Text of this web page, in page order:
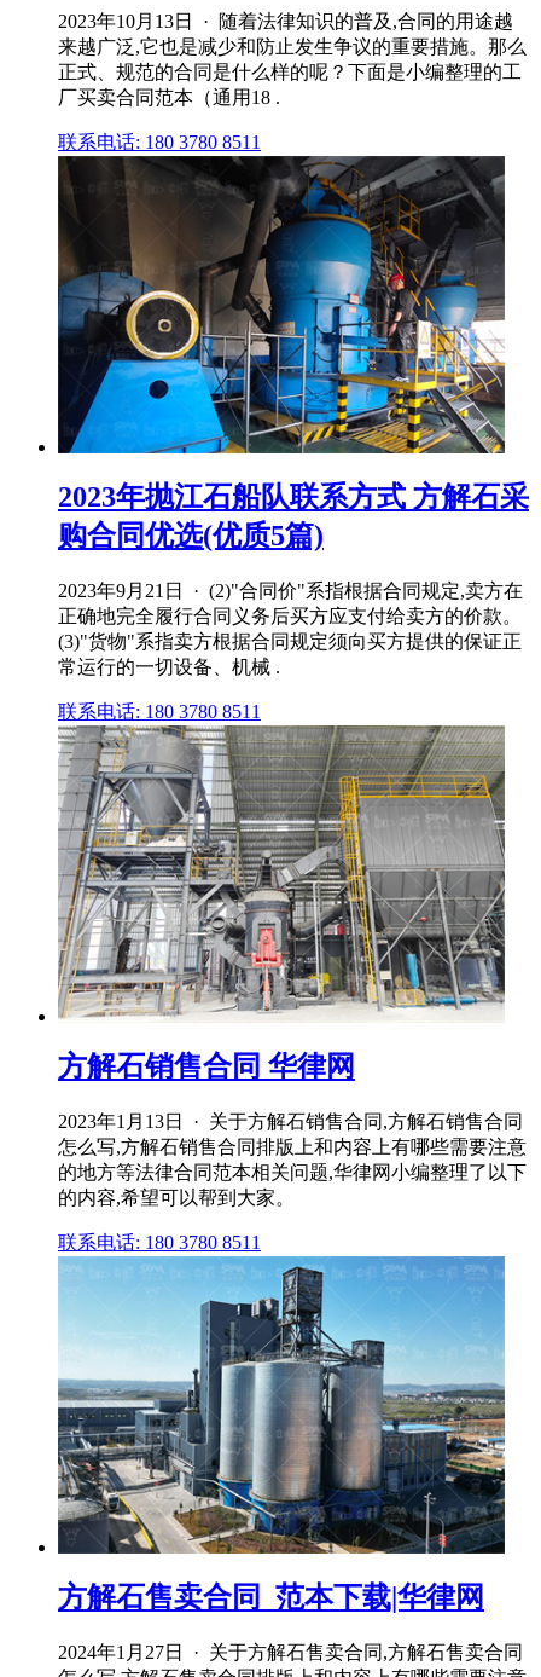
2023年10月13日 · 随着法律知识的普及,合同的用途越
来越广泛,它也是减少和防止发生争议的重要措施。那么
正式、规范的合同是什么样的呢？下面是小编整理的工
厂买卖合同范本（通用18 .
联系电话: 180 3780 8511
2023年抛江石船队联系方式 方解石采
购合同优选(优质5篇)
2023年9月21日 · (2)"合同价"系指根据合同规定,卖方在
正确地完全履行合同义务后买方应支付给卖方的价款。
(3)"货物"系指卖方根据合同规定须向买方提供的保证正
常运行的一切设备、机械 .
联系电话: 180 3780 8511
方解石销售合同 华律网
2023年1月13日 · 关于方解石销售合同,方解石销售合同
怎么写,方解石销售合同排版上和内容上有哪些需要注意
的地方等法律合同范本相关问题,华律网小编整理了以下
的内容,希望可以帮到大家。
联系电话: 180 3780 8511
方解石售卖合同_范本下载|华律网
2024年1月27日 · 关于方解石售卖合同,方解石售卖合同